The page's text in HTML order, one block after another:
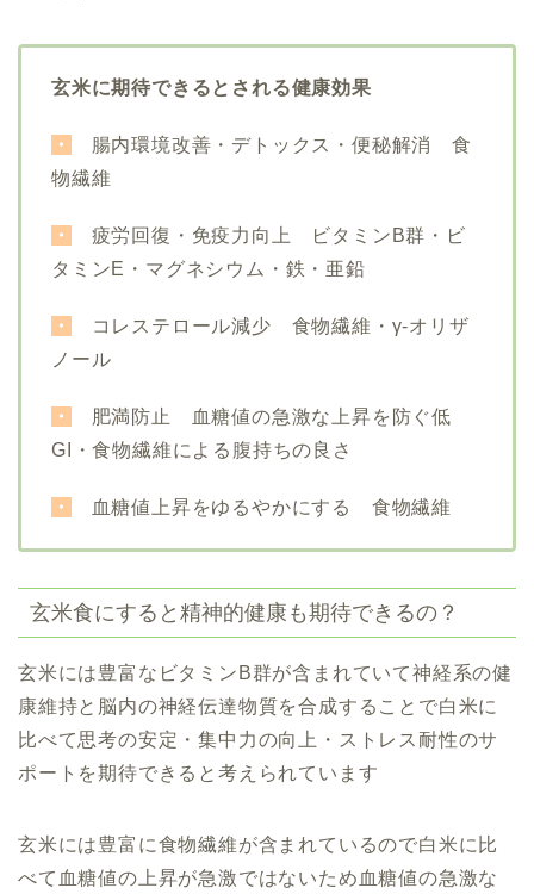
玄米に期待できるとされる健康効果
・
腸内環境改善・デトックス・便秘解消 食
物繊維
・ 疲労回復・免疫力向上
ビタミンB群・ビ
タミンE・マグネシウム・鉄・亜鉛
・ コレステロール減少 食物繊維・ γ-オリザ
ノール
・ 肥満防止 血糖値の急激な上昇を防ぐ低
GI・食物繊維による腹持ちの良さ
・ 血糖値上昇をゆるやかにする 食物繊維
玄米食にすると精神的健康も期待できるの？
玄米には豊富なビタミンB群が含まれていて神経系の健
康維持と脳内の神経伝達物質を合成することで白米に
比べて思考の安定・集中力の向上・ストレス耐性のサ
ポートを期待できると考えられています
玄米には豊富に食物繊維が含まれているので白米に比
べて 血糖値の上昇が急激ではないため 血糖値の急激な